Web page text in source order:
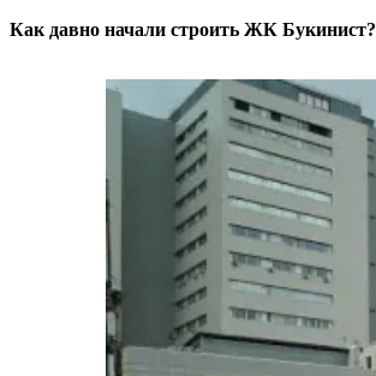
Как давно начали строить ЖК Букинист?